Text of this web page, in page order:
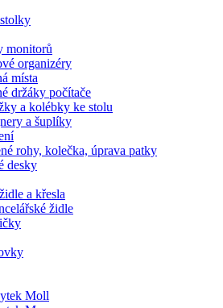
monitorů
organizéry
místa
držáky počítače
a kolébky ke stolu
a šuplíky
rohy, kolečka, úprava patky
desky
a křesla
židle
Moll